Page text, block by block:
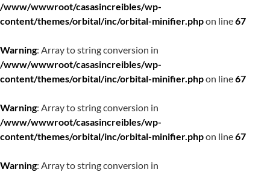
/www/wwwroot/casasincreibles/wp-
content/themes/orbital/inc/orbital-minifier.phpon line67
Warning: Array to string conversion in
/www/wwwroot/casasincreibles/wp-
content/themes/orbital/inc/orbital-minifier.phpon line67
Warning: Array to string conversion in
/www/wwwroot/casasincreibles/wp-
content/themes/orbital/inc/orbital-minifier.phpon line67
Warning: Array to string conversion in